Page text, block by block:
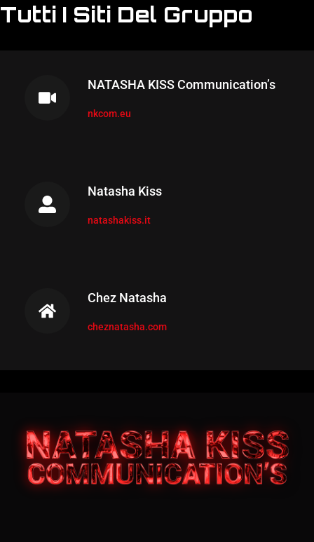
Tutti I Siti Del Gruppo
NATASHA KISS Communication’s
nkcom.eu
Natasha Kiss
natashakiss.it
Chez Natasha
cheznatasha.com